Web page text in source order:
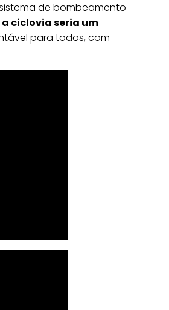
de bombeamento
a ciclovia seria um
para todos, com